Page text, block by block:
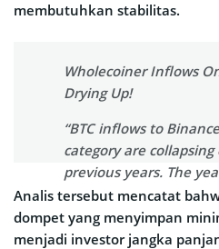
membutuhkan stabilitas.
Wholecoiner Inflows
Drying Up!
“BTC inflows to
category are
previous years. The
sits around 6.5K BTC,
been reached since
@Darkfost_Coc
Analis tersebut mencatat
dompet yang menyimpan
menjadi investor jangka